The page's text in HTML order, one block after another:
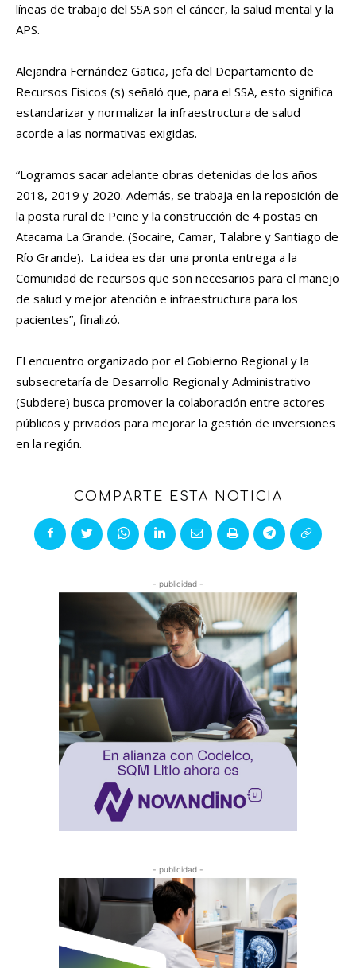
líneas de trabajo del SSA son el cáncer, la salud mental y la
APS.
Alejandra Fernández Gatica, jefa del Departamento de
Recursos Físicos (s) señaló que, para el SSA, esto significa
estandarizar y normalizar la infraestructura de salud
acorde a las normativas exigidas.
“Logramos sacar adelante obras detenidas de los años
2018, 2019 y 2020. Además, se trabaja en la reposición de
la posta rural de Peine y la construcción de 4 postas en
Atacama La Grande. (Socaire, Camar, Talabre y Santiago de
Río Grande). La idea es dar una pronta entrega a la
Comunidad de recursos que son necesarios para el manejo
de salud y mejor atención e infraestructura para los
pacientes”, finalizó.
El encuentro organizado por el Gobierno Regional y la
subsecretaría de Desarrollo Regional y Administrativo
(Subdere) busca promover la colaboración entre actores
públicos y privados para mejorar la gestión de inversiones
en la región.
COMPARTE ESTA NOTICIA
- publicidad -
- publicidad -